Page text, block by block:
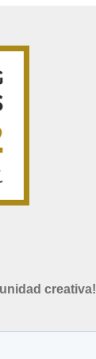
creativa!